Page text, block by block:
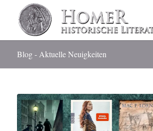
Blog - Aktuelle Neuigkeiten